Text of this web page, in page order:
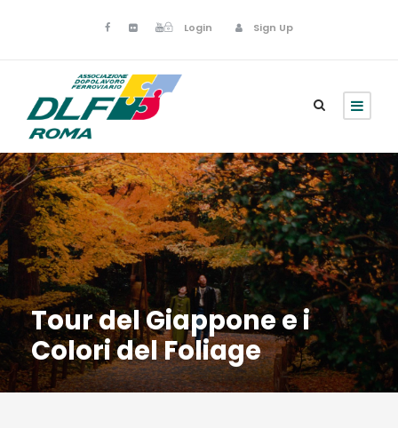
Login Sign Up
Tour del Giappone e i
Colori del Foliage